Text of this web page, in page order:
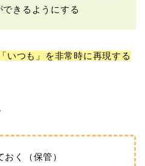
きるようにする
いつも」を非常時に再現する
おく（保管）